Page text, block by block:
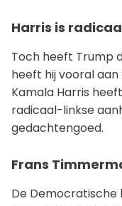
Harris is
Toch heeft Trump
heeft hij vooral
Kamala Harris
radicaal-linkse
gedachtengoed.
Frans
De Democratische